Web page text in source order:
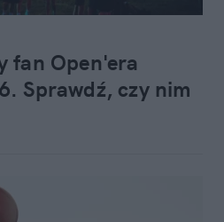
fan Open'era
Sprawdź, czy nim